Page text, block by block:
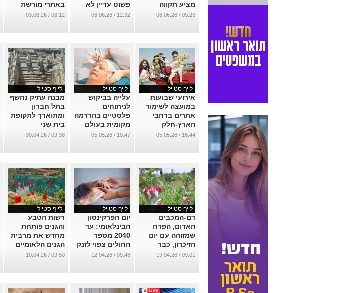
מציע תקווה
חדשה לנפגעי
...
09:23 / 08.06.26
פשוט עדיין לא
מודים בזה
12:32 / 06.06.26
באתרי מורשת
...
08:12 / 03.06.26
לייף סטייל
אירועי שבועות
במועצה לשימור
אתרים ברחבי
הארץ-חלק
מהפעילויות ללא
...
16:44 / 05.05.26
לייף סטייל
עלייה בביקוש
לניתוחים
פלסטיים בהרדמה
מקומית בעולם
וגם בישראל: איך
היציבות
...
10:47 / 05.05.26
לייף סטייל
מבנה עתיק נחשף
בתל חברון
ומתוארך לתקופת
בית שני
...
09:38 / 30.04.26
לייף סטייל
דם-המכבים
האדום, הפרח
שמזוהה עם יום
הזיכרון, כבר
פורח. איפה תוכלו
...
09:01 / 19.04.26
לייף סטייל
יום הפרקינסון
הבינלאומי: עד
2040 מספר
החולים צפוי לזנק
למעל 20 מיליון -
מכיוונים חדשים
09:48 / 12.04.26
לייף סטייל
רשות הטבע
והגנים פותחת
מחדש את מרבית
הגנים הלאומיים
ושמורות הטבע
...
09:50 / 10.04.26